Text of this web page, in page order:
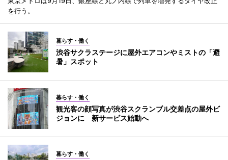
を行う。
暮らす・働く
渋谷サクラステージに屋外エアコンやミストの「避
暑」スポット
暮らす・働く
観光客の顔写真が渋谷スクランブル交差点の屋外ビ
ジョンに 新サービス始動へ
暮らす・働く